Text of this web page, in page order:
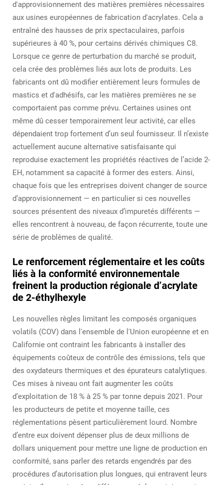
d'approvisionnement des matières premières nécessaires
aux usines européennes de fabrication d'acrylates. Cela a
entraîné des hausses de prix spectaculaires, parfois
supérieures à 40 %, pour certains dérivés chimiques C8.
Lorsque ce genre de perturbation du marché se produit,
cela crée des problèmes liés aux lots de produits. Les
fabricants ont dû modifier entièrement leurs formules de
mastics et d'adhésifs, car les matières premières ne se
comportaient pas comme prévu. Certaines usines ont
même dû cesser temporairement leur activité, car elles
dépendaient trop fortement d’un seul fournisseur. Il n’existe
actuellement aucune alternative satisfaisante qui
reproduise exactement les propriétés réactives de l’acide 2-
EH, notamment sa capacité à former des esters. Ainsi,
chaque fois que les entreprises doivent changer de source
d’approvisionnement — en particulier si ces nouvelles
sources présentent des niveaux d’impuretés différents —
elles rencontrent à nouveau, de façon récurrente, toute une
série de problèmes de qualité.
Le renforcement réglementaire et les coûts
liés à la conformité environnementale
freinent la production régionale d’acrylate
de 2-éthylhexyle
Les nouvelles règles limitant les composés organiques
volatils (COV) dans l'ensemble de l'Union européenne et en
Californie ont contraint les fabricants à installer des
équipements coûteux de contrôle des émissions, tels que
des oxydateurs thermiques et des épurateurs catalytiques.
Ces mises à niveau ont fait augmenter les coûts
d’exploitation de 18 % à 25 % par tonne depuis 2021. Pour
les producteurs de petite et moyenne taille, ces
réglementations pèsent particulièrement lourd. Nombre
d’entre eux doivent dépenser plus de deux millions de
dollars uniquement pour mettre une ligne de production en
conformité, sans parler des retards engendrés par des
procédures d’autorisation plus longues, qui entravent leurs